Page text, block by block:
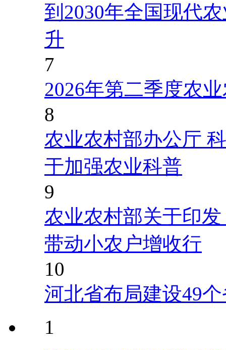
到2030年全国现代
升
7
2026年第二季度农
8
农业农村部办公厅
于加强农业科普
9
农业农村部关于印
带动小农户增收行
10
河北省布局建设49
1